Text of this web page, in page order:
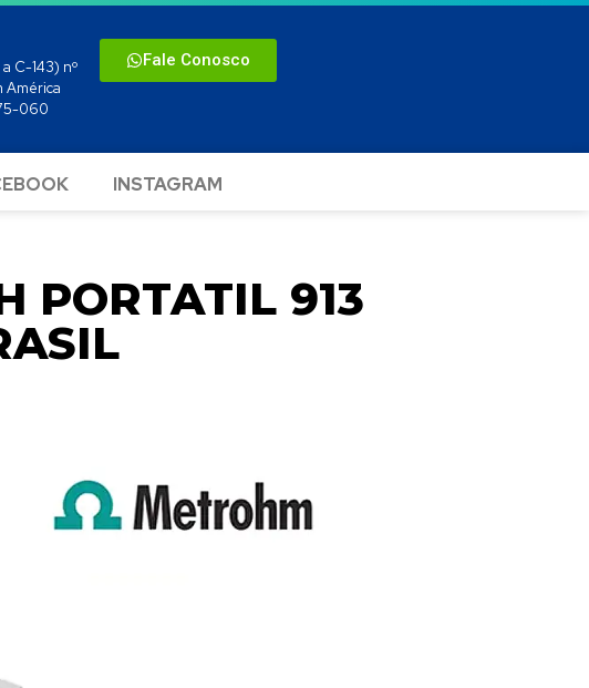
C-143) nº
América
060
Fale Conosco
INSTAGRAM
PORTATIL 913